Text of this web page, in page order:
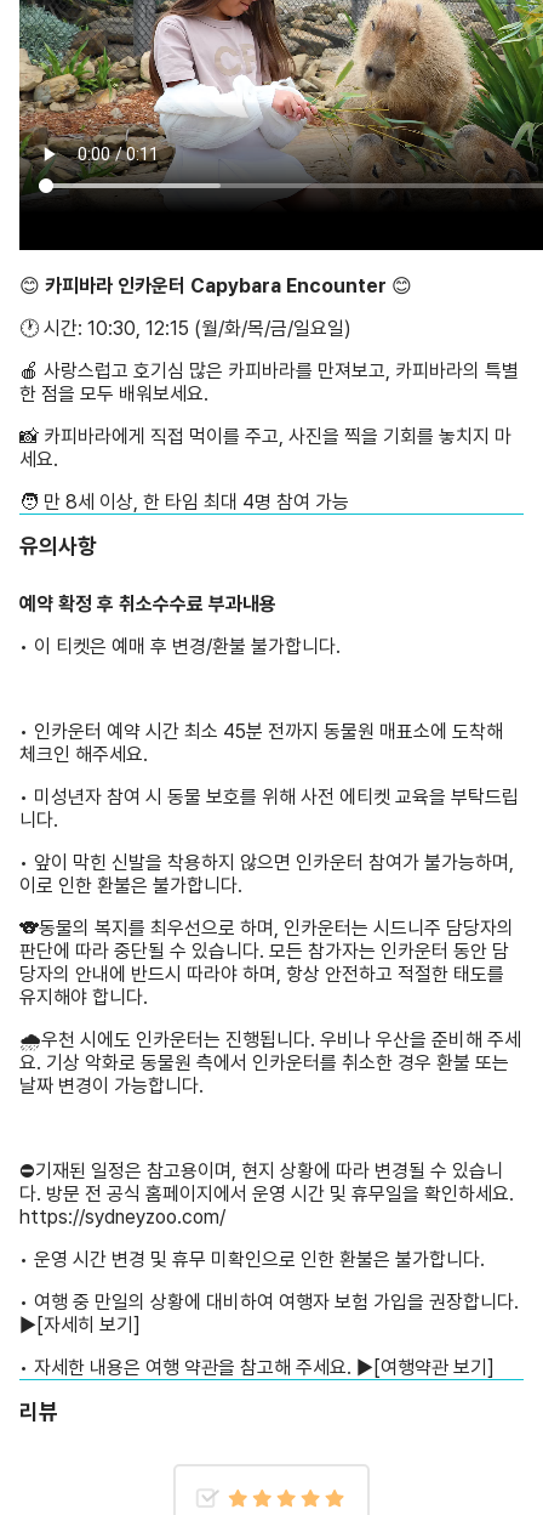
😊 카피바라 인카운터 Capybara Encounter 😊
🕐 시간: 10:30, 12:15 (월/화/목/금/일요일)
🍎 사랑스럽고 호기심 많은 카피바라를 만져보고, 카피바라의 특별
한 점을 모두 배워보세요.
📸 카피바라에게 직접 먹이를 주고, 사진을 찍을 기회를 놓치지 마
세요.
🧑 만 8세 이상, 한 타임 최대 4명 참여 가능
유의사항
예약 확정 후 취소수수료 부과내용
• 이 티켓은 예매 후 변경/환불 불가합니다.
• 인카운터 예약 시간 최소 45분 전까지 동물원 매표소에 도착해
체크인 해주세요.
• 미성년자 참여 시 동물 보호를 위해 사전 에티켓 교육을 부탁드립
니다.
• 앞이 막힌 신발을 착용하지 않으면 인카운터 참여가 불가능하며,
이로 인한 환불은 불가합니다.
🐨동물의 복지를 최우선으로 하며, 인카운터는 시드니주 담당자의
판단에 따라 중단될 수 있습니다. 모든 참가자는 인카운터 동안 담
당자의 안내에 반드시 따라야 하며, 항상 안전하고 적절한 태도를
유지해야 합니다.
🌧️우천 시에도 인카운터는 진행됩니다. 우비나 우산을 준비해 주세
요. 기상 악화로 동물원 측에서 인카운터를 취소한 경우 환불 또는
날짜 변경이 가능합니다.
⛔기재된 일정은 참고용이며, 현지 상황에 따라 변경될 수 있습니
다. 방문 전 공식 홈페이지에서 운영 시간 및 휴무일을 확인하세요.
https://sydneyzoo.com/
• 운영 시간 변경 및 휴무 미확인으로 인한 환불은 불가합니다.
• 여행 중 만일의 상황에 대비하여 여행자 보험 가입을 권장합니다.
▶ [자세히 보기]
• 자세한 내용은 여행 약관을 참고해 주세요. ▶ [여행약관 보기]
리뷰